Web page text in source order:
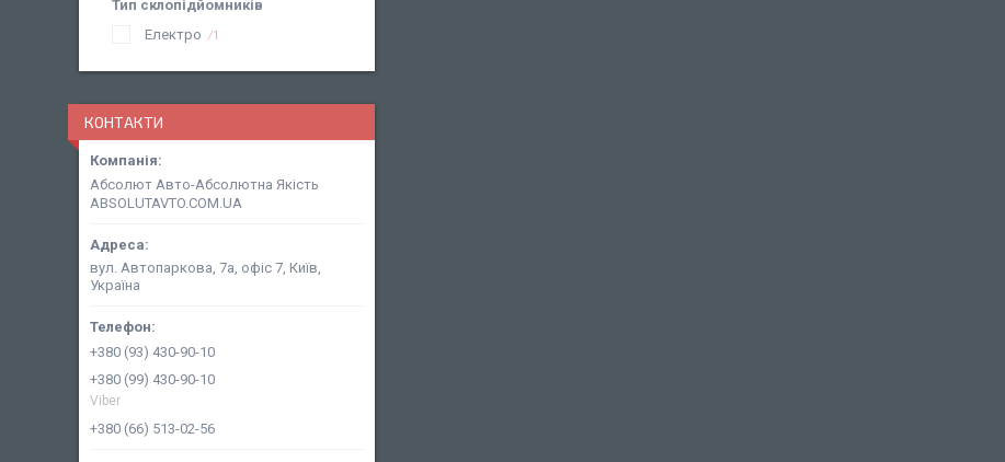
Тип склопідйомників
Електро
1
КОНТАКТИ
Абсолют Авто-Абсолютна Якість
ABSOLUTAVTO.COM.UA
вул. Автопаркова, 7а, офіс 7, Київ,
Україна
+380 (93) 430-90-10
+380 (99) 430-90-10
Viber
+380 (66) 513-02-56